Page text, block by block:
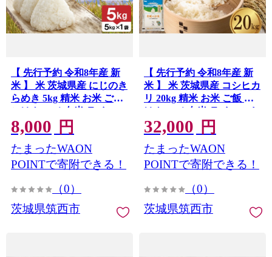
【 先行予約 令和8年産 新
米 】 米 茨城県産 にじのき
らめき 5kg 精米 お米 ご飯
ごはん コメ 白米 ライス ニ
ジノキラメキ 新米5kg 米
5kg 5キロ 銘柄米 茨城県
2026年度 8年度 新生活 応
援 kome okome 茨城県産
東 ふるさと納税 茨城 筑西
8,000 円
たまったWAON
POINTで寄附できる！
（0）
茨城県筑西市
【 先行予約 令和8年産 新
米 】 米 茨城県産 コシヒカ
リ 20kg 精米 お米 ご飯 ご
はん コメ 白米 ライス こし
ひかり 新米20kg 米20kg 20
キロ 銘柄米 茨城県 2026年
度 8年度 新生活 応援 kome
okome 茨城県産 国産 産地
32,000 円
たまったWAON
POINTで寄附できる！
（0）
茨城県筑西市